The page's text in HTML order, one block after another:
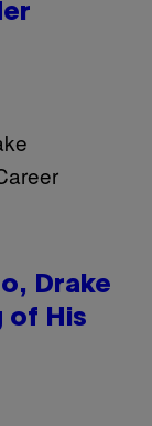
Drake
of His